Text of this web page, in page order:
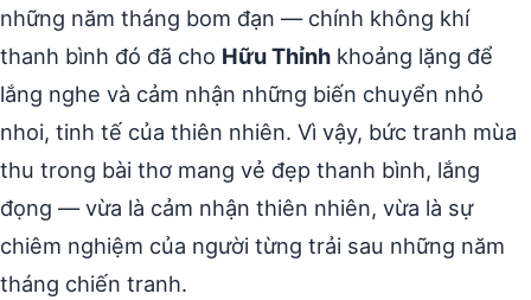
những năm tháng bom đạn — chính không khí
thanh bình đó đã cho Hữu Thỉnh khoảng lặng để
lắng nghe và cảm nhận những biến chuyển nhỏ
nhoi, tinh tế của thiên nhiên. Vì vậy, bức tranh mùa
thu trong bài thơ mang vẻ đẹp thanh bình, lắng
đọng — vừa là cảm nhận thiên nhiên, vừa là sự
chiêm nghiệm của người từng trải sau những năm
tháng chiến tranh.